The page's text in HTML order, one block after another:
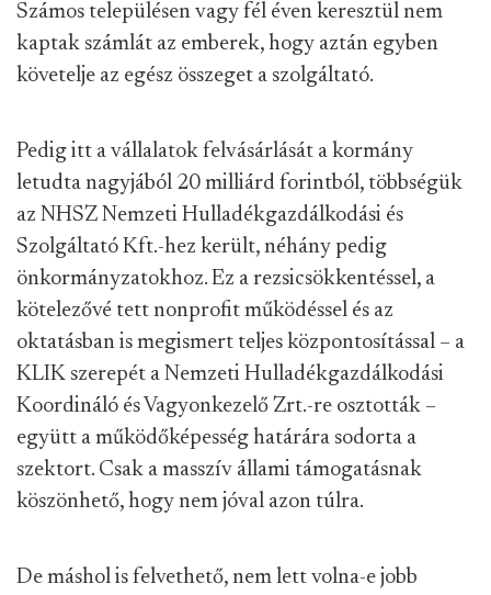
Számos településen vagy fél éven keresztül nem
kaptak számlát az emberek, hogy aztán egyben
követelje az egész összeget a szolgáltató.
Pedig itt a vállalatok felvásárlását a kormány
letudta nagyjából 20 milliárd forintból, többségük
az NHSZ Nemzeti Hulladékgazdálkodási és
Szolgáltató Kft.-hez került, néhány pedig
önkormányzatokhoz. Ez a rezsicsökkentéssel, a
kötelezővé tett nonprofit működéssel és az
oktatásban is megismert teljes központosítással – a
KLIK szerepét a Nemzeti Hulladékgazdálkodási
Koordináló és Vagyonkezelő Zrt.-re osztották –
együtt a működőképesség határára sodorta a
szektort. Csak a masszív állami támogatásnak
köszönhető, hogy nem jóval azon túlra.
De máshol is felvethető, nem lett volna-e jobb